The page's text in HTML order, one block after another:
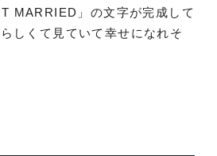
MARRIED」の文字が完成して
しくて見ていて幸せになれそ